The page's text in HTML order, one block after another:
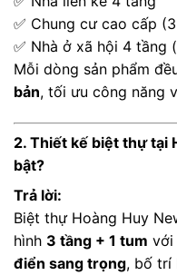
✅ Chung cư cao cấp
✅ Nhà ở xã hội 4 tầng
Mỗi dòng sản phẩm
bản, tối ưu công năng
2. Thiết kế biệt thự tại
bật?
Trả lời:
Biệt thự Hoàng Huy
hình 3 tầng + 1 tum với
điển sang trọng, bố trí